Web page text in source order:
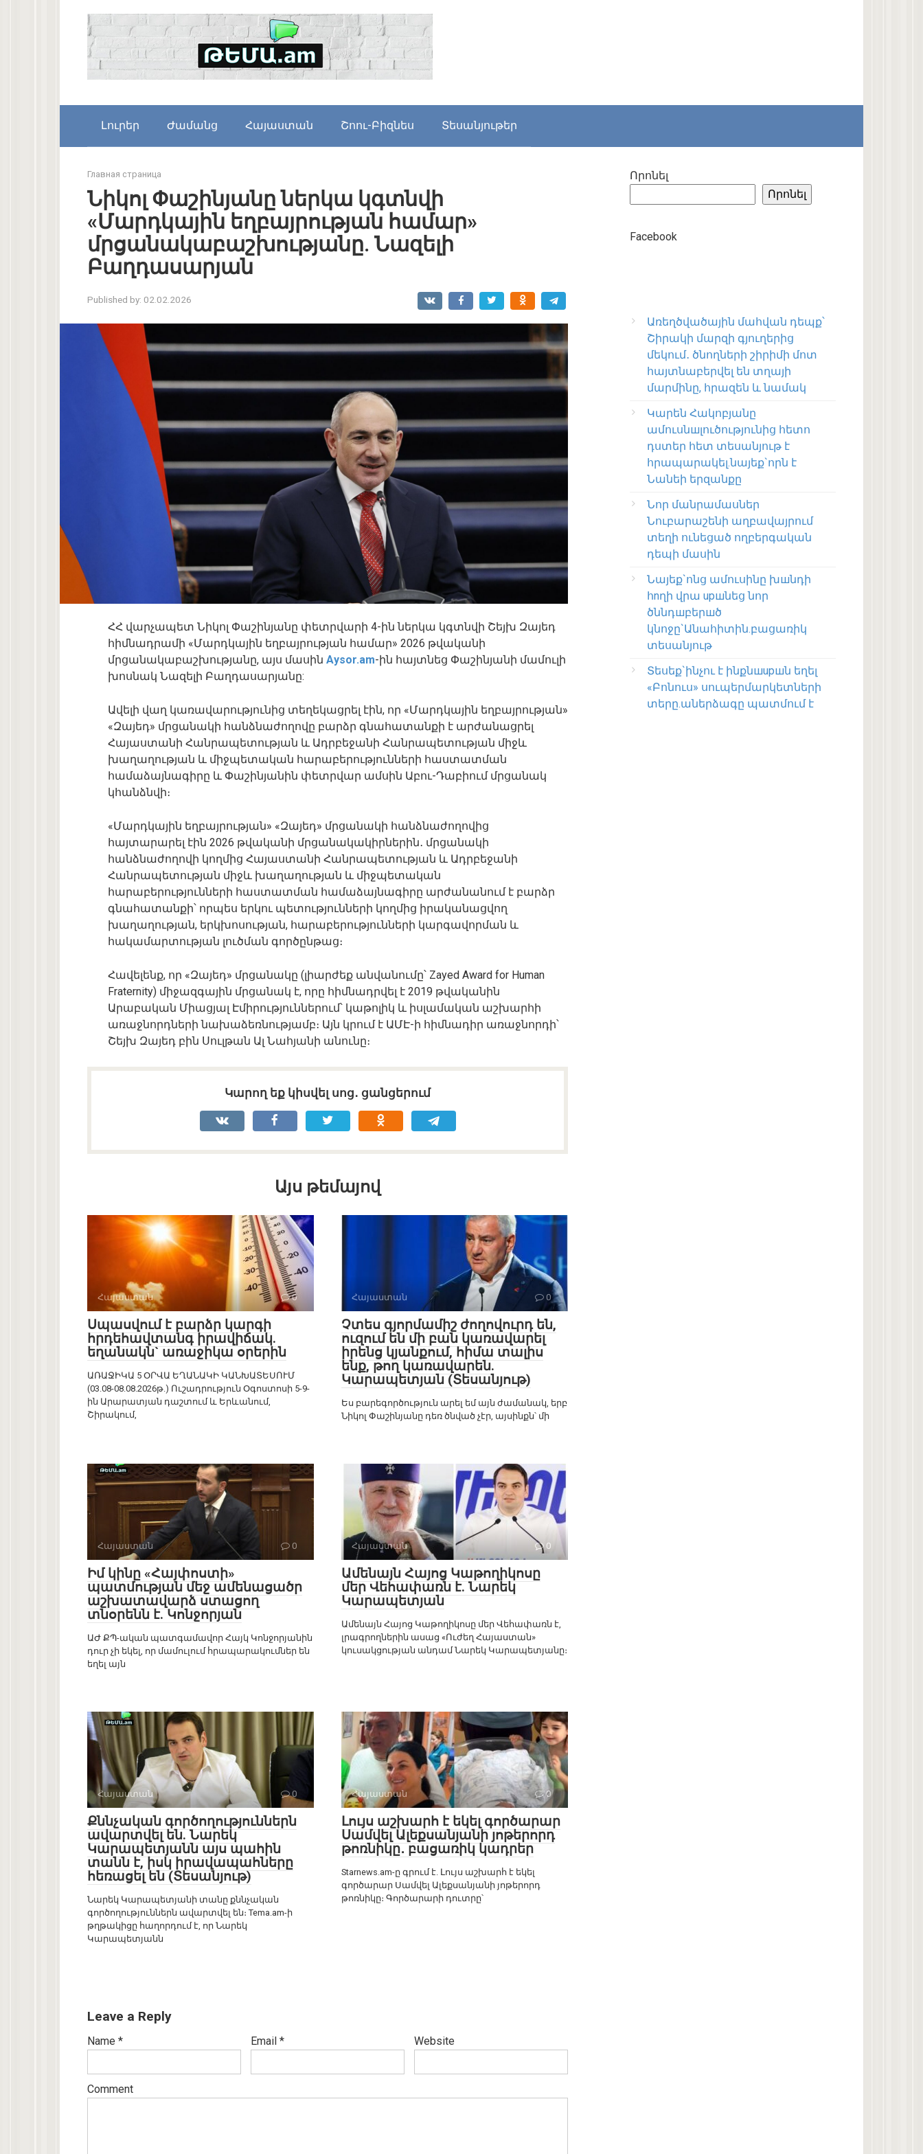
Լուրեր Ժամանց Հայաստան Շոու-Բիզնես Տեսանյութեր
Главная страница
Նիկոլ Փաշինյանը ներկա կգտնվի
«Մարդկային եղբայրության համար»
մրցանակաբաշխությանը. Նազելի
Բաղդասարյան
Published by: 02.02.2026
ՀՀ վարչապետ Նիկոլ Փաշինյանը փետրվարի 4-ին ներկա կգտնվի Շեյխ Զայեդ
հիմնադրամի «Մարդկային եղբայրության համար» 2026 թվականի
մրցանակաբաշխությանը, այս մասին Aysor.am-ին հայտնեց Փաշինյանի մամուլի
խոսնակ Նազելի Բաղդասարյանը:
Ավելի վաղ կառավարությունից տեղեկացրել էին, որ «Մարդկային եղբայրության»
«Զայեդ» մրցանակի հանձնաժողովը բարձր գնահատանքի է արժանացրել
Հայաստանի Հանրապետության և Ադրբեջանի Հանրապետության միջև
խաղաղության և միջպետական հարաբերությունների հաստատման
համաձայնագիրը և Փաշինյանին փետրվար ամսին Աբու-Դաբիում մրցանակ
կհանձնվի։
«Մարդկային եղբայրության» «Զայեդ» մրցանակի հանձնաժողովից
հայտարարել էին 2026 թվականի մրցանակակիրներին․ մրցանակի
հանձնաժողովի կողմից Հայաստանի Հանրապետության և Ադրբեջանի
Հանրապետության միջև խաղաղության և միջպետական
հարաբերությունների հաստատման համաձայնագիրը արժանանում է բարձր
գնահատանքի՝ որպես երկու պետությունների կողմից իրականացվող
խաղաղության, երկխոսության, հարաբերությունների կարգավորման և
հակամարտության լուծման գործընթաց։
Հավելենք, որ «Զայեդ» մրցանակը (լիարժեք անվանումը՝ Zayed Award for Human
Fraternity) միջազգային մրցանակ է, որը հիմնադրվել է 2019 թվականին
Արաբական Միացյալ Էմիրություններում՝ կաթոլիկ և իսլամական աշխարհի
առաջնորդների նախաձեռնությամբ։ Այն կրում է ԱՄԷ-ի հիմնադիր առաջնորդի՝
Շեյխ Զայեդ բին Սուլթան Ալ Նահյանի անունը։
Կարող եք կիսվել սոց․ ցանցերում
Այս թեմայով
Հայաստան 0
Սպասվում է բարձր կարգի
հրդեհավտանգ իրավիճակ.
եղանակն` առաջիկա օրերին
ԱՌԱՋԻԿԱ 5 ՕՐՎԱ ԵՂԱՆԱԿԻ ԿԱՆԽԱՏԵՍՈՒՄ
(03.08-08.08.2026թ.) Ուշադրություն Օգոստոսի 5-9-
ին Արարատյան դաշտում և Երևանում,
Շիրակում,
Հայաստան 0
Չտես գյորմամիշ ժողովուրդ են,
ուզում են մի բան կառավարել
իրենց կյանքում, հիմա տալիս
ենք, թող կառավարեն.
Կարապետյան (Տեսանյութ)
Ես բարեգործություն արել եմ այն ժամանակ, երբ
Նիկոլ Փաշինյանը դեռ ծնված չէր, այսինքն՝ մի
Հայաստան 0
Իմ կինը «Հայփոստի»
պատմության մեջ ամենացածր
աշխատավարձ ստացող
տնօրենն է. Կոնջորյան
ԱԺ ՔՊ-ական պատգամավոր Հայկ Կոնջորյանին
դուր չի եկել, որ մամուլում հրապարակումներ են
եղել այն
Հայաստան 0
Ամենայն Հայոց Կաթողիկոսը
մեր Վեհափառն է. Նարեկ
Կարապետյան
Ամենայն Հայոց Կաթողիկոսը մեր Վեհափառն է,
լրագրողներին ասաց «Ուժեղ Հայաստան»
կուսակցության անդամ Նարեկ Կարապետյանը։
Հայաստան 0
Քննչական գործողություններն
ավարտվել են. Նարեկ
Կարապետյանն այս պահին
տանն է, իսկ իրավապահները
հեռացել են (Տեսանյութ)
Նարեկ Կարապետյանի տանը քննչական
գործողություններն ավարտվել են։ Tema.am-ի
թղթակիցը հաղորդում է, որ Նարեկ
Կարապետյանն
Հայաստան 0
Լույս աշխարհ է եկել գործարար
Սամվել Ալեքսանյանի յոթերորդ
թոռնիկը․ բացառիկ կադրեր
Starnews.am-ը գրում է. Լույս աշխարհ է եկել
գործարար Սամվել Ալեքսանյանի յոթերորդ
թոռնիկը։ Գործարարի դուտրը՝
Leave a Reply
Name * Email * Website
Comment
Որոնել
Որոնել
Facebook
Առեղծվածային մահվան դեպք՝
Շիրակի մարզի գյուղերից
մեկում․ ծնողների շիրիմի մոտ
հայտնաբերվել են տղայի
մարմինը, հրազեն և նամակ
Կարեն Հակոբյանը
ամուսնшլուծությունից հետո
դստեր հետ տեսանյութ է
հրապարակել.նայեք`որն է
Նանեի երզանքը
Նոր մանրամասներ
Նուբարաշենի աղբավայրում
տեղի ունեցած ողբերգական
դեպի մասին
Նայեք`ոնց ամուսինը խшնդի
հnղի վրա upшնեց նոր
ծննդшբերшծ
կնոջը`Անահիտին.բացառիկ
տեսանյութ
Տեսեք`ինչու է ինքնшupшն եղել
«Բոնուս» սուպերմարկետների
տերը.աներձագը պատմում է